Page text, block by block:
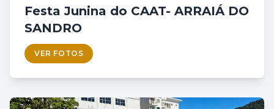
Festa Junina do CAAT- ARRAIÁ DO
SANDRO
VER FOTOS